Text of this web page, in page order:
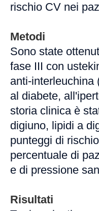
rischio CV nei
Metodi
Sono state
fase III con
anti-interleuchina
al diabete,
storia clinica è
digiuno, lipidi a
punteggi di
percentuale di
e di pressione
Risultati